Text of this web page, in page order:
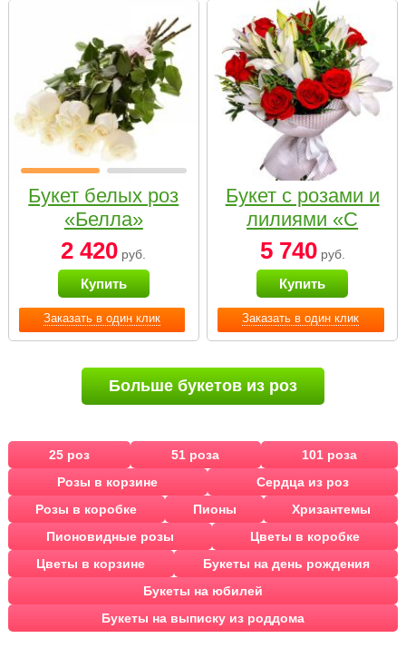
Заказать в один клик
Букет белых роз
«Белла»
2 420 руб.
Купить
Заказать в один клик
Букет с розами и
лилиями «С
наилучшими
пожеланиями»
5 740руб.
Купить
Больше букетов из роз
25 роз 51 роза
101 роза
Розы в корзине
Сердца из роз
Розы в коробке
Пионы
Хризантемы
Пионовидные розы
Цветы в коробке
Цветы в корзине
Букеты на день рождения
Букеты на юбилей
Букеты на выписку из роддома